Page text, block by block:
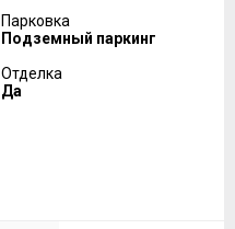
Парковка
Подземный паркинг
Отделка
Да